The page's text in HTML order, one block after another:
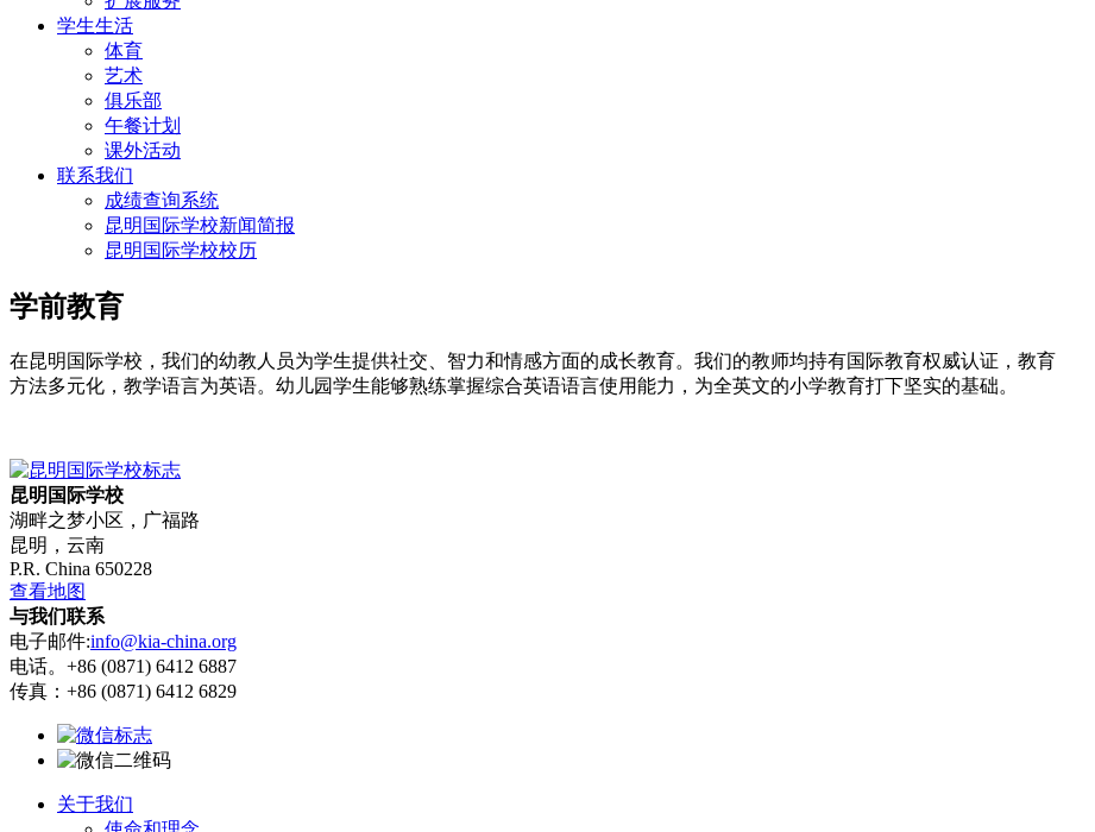
学生生活
体育
艺术
俱乐部
午餐计划
课外活动
联系我们
成绩查询系统
昆明国际学校新闻简报
昆明国际学校校历
学前教育
在昆明国际学校，我们的幼教人员为学生提供社交、智力和情感方面的成长教育。我们的教师均持有国际教育权威认证，教育
方法多元化，教学语言为英语。幼儿园学生能够熟练掌握综合英语语言使用能力，为全英文的小学教育打下坚实的基础。
昆明国际学校
湖畔之梦小区，广福路
昆明，云南
P.R. China 650228
查看地图
与我们联系
电子邮件:info@kia-china.org
电话。+86 (0871) 6412 6887
传真：+86 (0871) 6412 6829
关于我们